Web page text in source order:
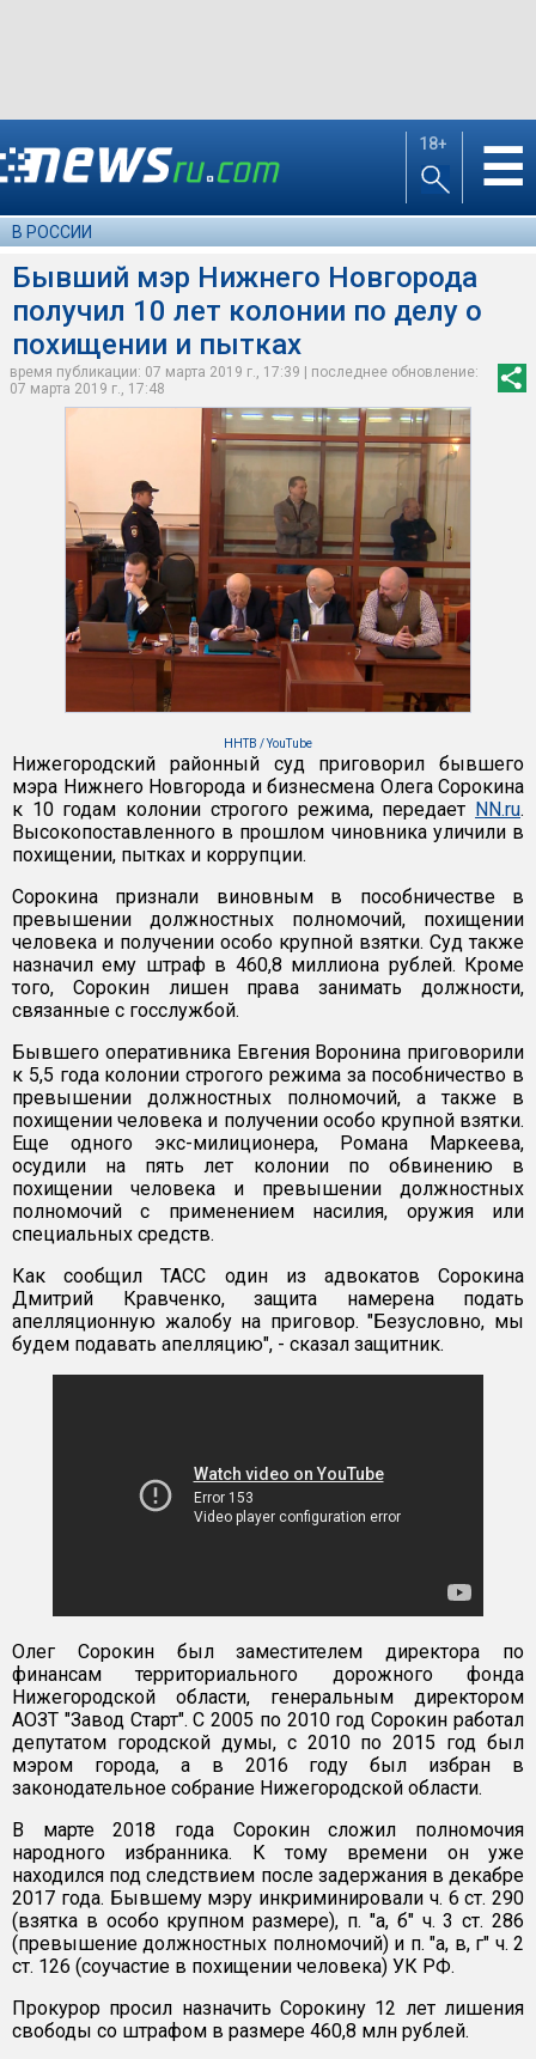
18+ ☰
В РОССИИ
Бывший мэр Нижнего Новгорода
получил 10 лет колонии по делу о
похищении и пытках
время публикации: 07 марта 2019 г., 17:39 | последнее обновление:
07 марта 2019 г., 17:48
ННТВ / YouTube
Нижегородский районный суд приговорил бывшего
мэра Нижнего Новгорода и бизнесмена Олега Сорокина
к 10 годам колонии строгого режима, передает NN.ru.
Высокопоставленного в прошлом чиновника уличили в
похищении, пытках и коррупции.
Сорокина признали виновным в пособничестве в
превышении должностных полномочий, похищении
человека и получении особо крупной взятки. Суд также
назначил ему штраф в 460,8 миллиона рублей. Кроме
того, Сорокин лишен права занимать должности,
связанные с госслужбой.
Бывшего оперативника Евгения Воронина приговорили
к 5,5 года колонии строгого режима за пособничество в
превышении должностных полномочий, а также в
похищении человека и получении особо крупной взятки.
Еще одного экс-милиционера, Романа Маркеева,
осудили на пять лет колонии по обвинению в
похищении человека и превышении должностных
полномочий с применением насилия, оружия или
специальных средств.
Как сообщил ТАСС один из адвокатов Сорокина
Дмитрий Кравченко, защита намерена подать
апелляционную жалобу на приговор. "Безусловно, мы
будем подавать апелляцию", - сказал защитник.
Олег Сорокин был заместителем директора по
финансам территориального дорожного фонда
Нижегородской области, генеральным директором
АОЗТ "Завод Старт". С 2005 по 2010 год Сорокин работал
депутатом городской думы, с 2010 по 2015 год был
мэром города, а в 2016 году был избран в
законодательное собрание Нижегородской области.
В марте 2018 года Сорокин сложил полномочия
народного избранника. К тому времени он уже
находился под следствием после задержания в декабре
2017 года. Бывшему мэру инкриминировали ч. 6 ст. 290
(взятка в особо крупном размере), п. "а, б" ч. 3 ст. 286
(превышение должностных полномочий) и п. "а, в, г" ч. 2
ст. 126 (соучастие в похищении человека) УК РФ.
Прокурор просил назначить Сорокину 12 лет лишения
свободы со штрафом в размере 460,8 млн рублей.